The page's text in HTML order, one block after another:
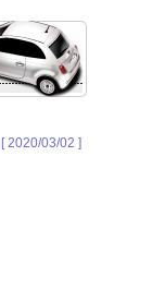
[ 2020/03/02 ]